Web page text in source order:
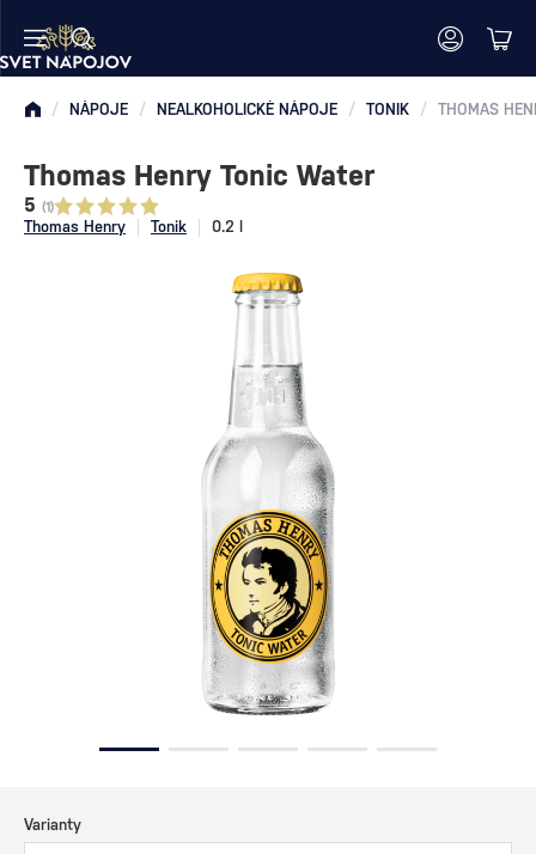
/ NÁPOJE / NEALKOHOLICKÉ NÁPOJE / TONIK / THOMAS
Thomas Henry Tonik 0.2 l
Thomas Henry Tonic Water
5 (1)
Varianty